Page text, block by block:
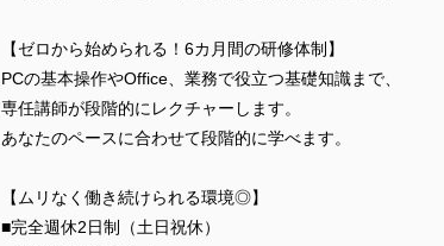
【ゼロから始められる！6カ月間の研修体制】
PCの基本操作やOffice、業務で役立つ基礎知識まで、
専任講師が段階的にレクチャーします。
あなたのペースに合わせて段階的に学べます。
【ムリなく働き続けられる環境◎】
■完全週休2日制（土日祝休）